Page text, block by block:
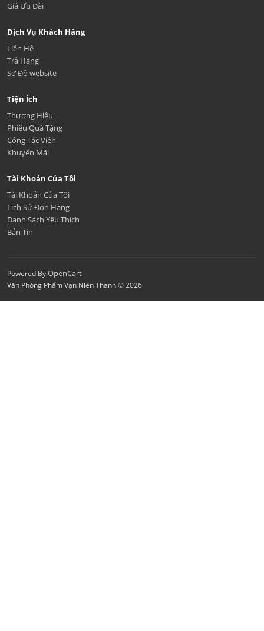
Giá Ưu Đãi
Dịch Vụ Khách Hàng
Liên Hệ
Trả Hàng
Sơ Đồ website
Tiện Ích
Thương Hiệu
Phiếu Quà Tặng
Cộng Tác Viên
Khuyến Mãi
Tài Khoản Của Tôi
Tài Khoản Của Tôi
Lịch Sử Đơn Hàng
Danh Sách Yêu Thích
Bản Tin
Powered ByOpenCart
Văn Phòng Phẩm Vạn Niên Thanh © 2026